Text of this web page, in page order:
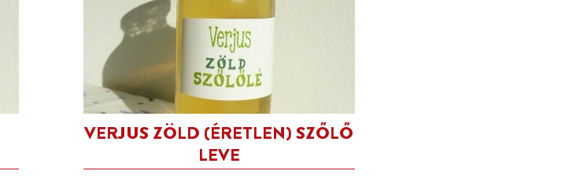
VERJUS ZÖLD (ÉRETLEN) SZŐLŐ
LEVE